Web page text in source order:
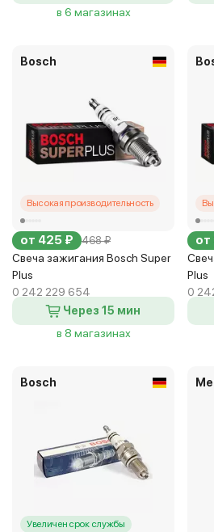
в 6 магазинах
Bosch
Высокая производительность
от 425 ₽ 468 ₽
Свеча зажигания Bosch Super
Plus
0 242 229 654
Через 15 мин
в 8 магазинах
от
Plus
0
Bosch
Увеличен срок службы